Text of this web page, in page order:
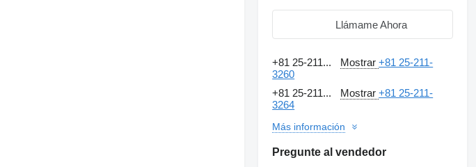
Llámame Ahora
+81 25-211... Mostrar+81 25-211-
3260
+81 25-211...
Mostrar+81 25-211-
3264
Más información
Pregunte al vendedor